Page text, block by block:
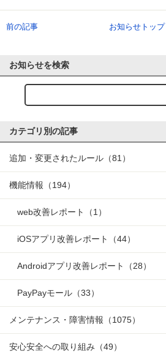
前の記事 お知らせトップ
お知らせを検索
カテゴリ別の記事
追加・変更されたルール （81）
機能情報 （194）
web改善レポート （1）
iOSアプリ改善レポート （44）
Androidアプリ改善レポート （28）
PayPayモール （33）
メンテナンス・障害情報 （1075）
安心安全への取り組み （49）